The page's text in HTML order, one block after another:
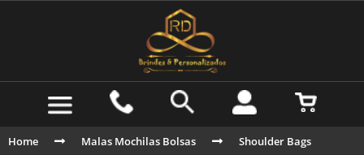
Home Malas Mochilas Bolsas Shoulder Bags